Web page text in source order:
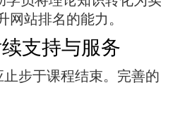
网站排名的能力。
支持与服务
止步于课程结束。完善的